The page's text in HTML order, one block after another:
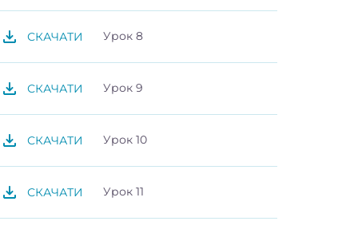
СКАЧАТИ Урок 8
СКАЧАТИ Урок 9
СКАЧАТИ Урок 10
СКАЧАТИ Урок 11